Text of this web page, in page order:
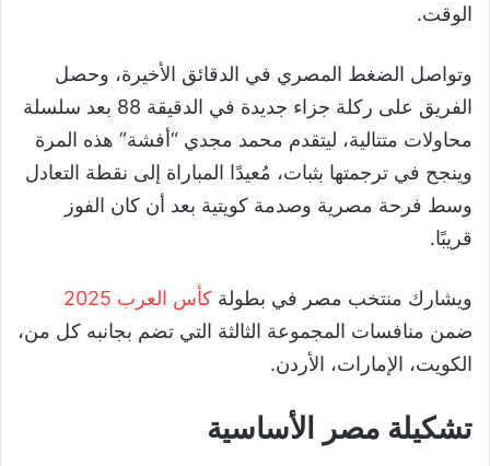
الوقت.
وتواصل الضغط المصري في الدقائق الأخيرة، وحصل
الفريق على ركلة جزاء جديدة في الدقيقة 88 بعد سلسلة
محاولات متتالية، ليتقدم محمد مجدي “أفشة” هذه المرة
وينجح في ترجمتها بثبات، مُعيدًا المباراة إلى نقطة التعادل
وسط فرحة مصرية وصدمة كويتية بعد أن كان الفوز
قريبًا.
ويشارك منتخب مصر في بطولة كأس العرب 2025
ضمن منافسات المجموعة الثالثة التي تضم بجانبه كل من،
الكويت، الإمارات، الأردن.
تشكيلة مصر الأساسية